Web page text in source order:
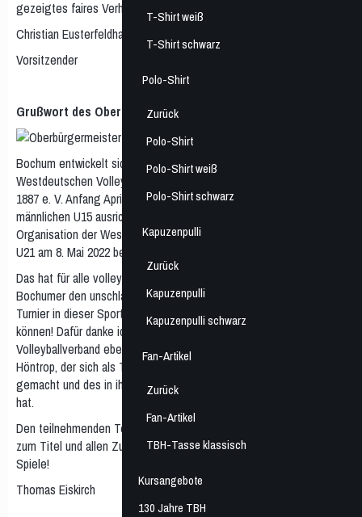
T-Shirt weiß
T-Shirt schwarz
Polo-Shirt
Zurück
Polo-Shirt
Polo-Shirt weiß
Polo-Shirt schwarz
Kapuzenpulli
Zurück
Kapuzenpulli
Kapuzenpulli schwarz
Fan-Artikel
Zurück
Fan-Artikel
TBH-Tasse klassisch
Kursangebote
130 Jahre TBH
gezeigtes faires Verhalten auf und neben dem Spielfeld verdient.
Christian Eusterfeldhaus
Vorsitzender
Grußwort des Oberbürgermeisters Bochum
Bochum entwickelt sich in diesem Jahr zu einem El Dorado des
Westdeutschen Volleyballverbandes: Nachdem der TB Höntrop
1887 e. V. Anfang April die Westdeutschen Meisterschaften der
männlichen U15 ausrichten durfte, wurde der Verein nun mit der
Organisation der Westdeutschen Meisterschaften der männlichen
U21 am 8. Mai 2022 beauftragt.
Das hat für alle volleyballbegeisterten Bochumerinnen und
Bochumer den unschlagbaren Vorteil, erneut ein hochklassiges
Turnier in dieser Sportart quasi vor der Haustür miterleben zu
können! Dafür danke ich den Verantwortlichen im Westdeutschen
Volleyballverband ebenso herzlich wie dem engagierten TB
Höntrop, der sich als Top-Ausrichter solcher Turniere einen Namen
gemacht und des in ihn gesetzten Vertrauens als würdig erwiesen
hat.
Den teilnehmenden Teams wünsche ich viel Erfolg auf dem Weg
zum Titel und allen Zuschauerinnen und Zuschauern spannende
Spiele!
Thomas Eiskirch